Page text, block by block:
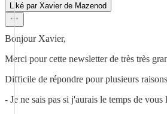
Liké par Xavier de Mazenod
Bonjour Xavier,
Merci pour cette newsletter de très très
Difficile de répondre pour plusieurs
- Je ne sais pas si j'aurais le temps de vous